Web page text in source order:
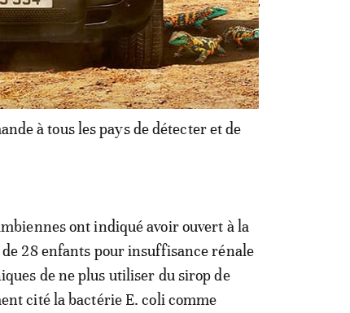
attendus après
à tous les pays de détecter et de
ont indiqué avoir ouvert à la
28 enfants pour insuffisance rénale
de ne plus utiliser du sirop de
cité la bactérie E. coli comme